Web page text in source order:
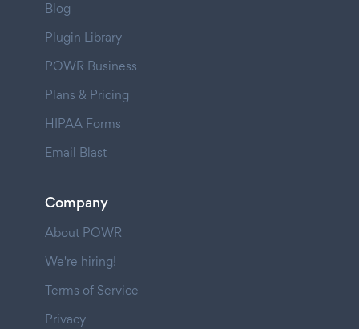
Blog
Plugin Library
POWR Business
Plans & Pricing
HIPAA Forms
Email Blast
Company
About POWR
We're hiring!
Terms of Service
Privacy